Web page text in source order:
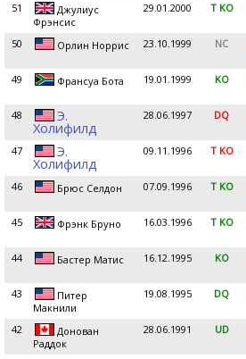
51
Джулиус
Фрэнсис
29.01.2000 T KO
50 Орлин Норрис 23.10.1999 NC
49 Франсуа Бота 19.01.1999 KO
48 Э.
Холифилд
28.06.1997 DQ
47 Э.
Холифилд
09.11.1996 T KO
46 Брюс Селдон 07.09.1996 T KO
45 Фрэнк Бруно 16.03.1996 T KO
44 Бастер Матис 16.12.1995 KO
43
Питер
Макнили
19.08.1995 DQ
42
Донован
Раддок
28.06.1991 UD